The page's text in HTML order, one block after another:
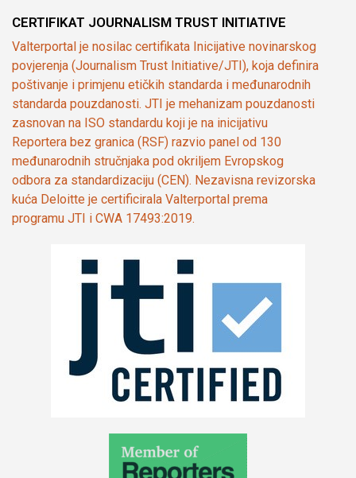
CERTIFIKAT JOURNALISM TRUST INITIATIVE
Valterportal je nosilac certifikata Inicijative novinarskog
povjerenja (Journalism Trust Initiative/JTI), koja definira
poštivanje i primjenu etičkih standarda i međunarodnih
standarda pouzdanosti. JTI je mehanizam pouzdanosti
zasnovan na ISO standardu koji je na inicijativu
Reportera bez granica (RSF) razvio panel od 130
međunarodnih stručnjaka pod okriljem Evropskog
odbora za standardizaciju (CEN). Nezavisna revizorska
kuća Deloitte je certificirala Valterportal prema
programu JTI i CWA 17493:2019.